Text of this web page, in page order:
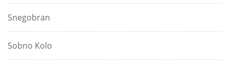
Snegobran
Sobno Kolo